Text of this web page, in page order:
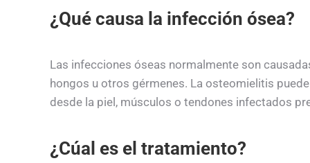
¿Qué causa la infección ósea?
Las infecciones óseas normalmente son
hongos u otros gérmenes. La osteomielitis
desde la piel, músculos o tendones infectados
¿Cúal es el tratamiento?